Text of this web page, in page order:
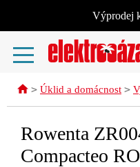
Výprodej
> Úklid a domácnost >
Rowenta
Compacteo